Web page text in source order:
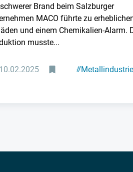
Brand beim Salzburger
MACO führte zu
und einem Chemikalien-Alarm.
musste...
10.02.2025 #Metallindustrie